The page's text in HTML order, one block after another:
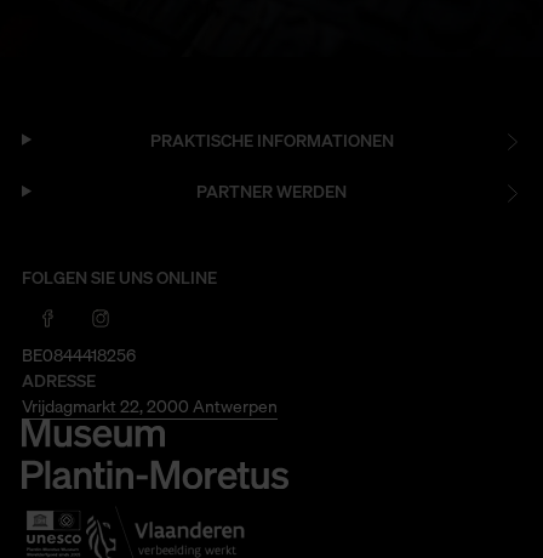
PRAKTISCHE INFORMATIONEN
PARTNER WERDEN
FOLGEN SIE UNS ONLINE
BE0844418256
ADRESSE
Vrijdagmarkt 22, 2000 Antwerpen